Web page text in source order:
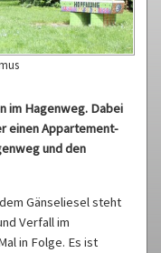
im Hagenweg. Dabei
einen Appartement-
und den
Gänseliesel steht
Verfall im
in Folge. Es ist